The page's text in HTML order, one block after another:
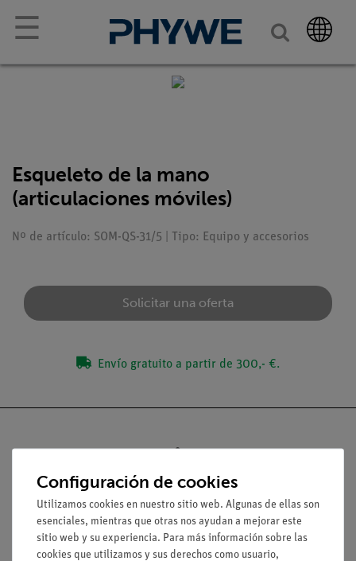
☰
Esqueleto de la mano
(articulaciones móviles)
Nº de artículo: SOM-QS-31/5 | Tipo: Equipo y accesorios
Solicitar una oferta
Envío gratuito a partir de 300,- €.
Nach oben
Aviso lega
Configuración de cookies
Utilizamos cookies en nuestro sitio web. Algunas de ellas son
esenciales, mientras que otras nos ayudan a mejorar este
sitio web y su experiencia. Para más información sobre las
cookies que utilizamos y sus derechos como usuario,